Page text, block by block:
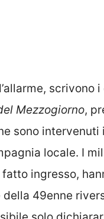
scrivono
Mezzogiorno,
sono intervenuti i
locale. I
ingresso,
49enne